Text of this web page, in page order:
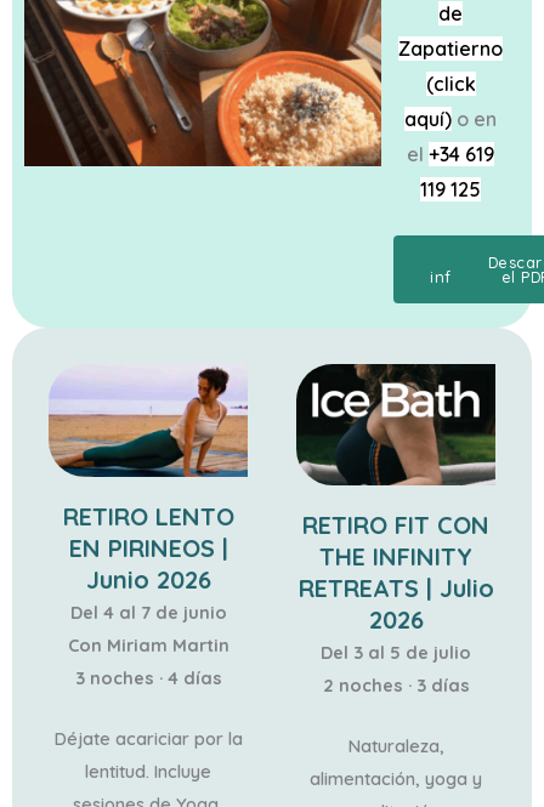
de
Zapatierno
(click
aquí) o en
el+34 619
119 125
Más
información
el
RETIRO LENTO
EN PIRINEOS |
Junio 2026
Del 4 al 7 de junio
Con Miriam Martin
3 noches · 4 días
Déjate acariciar por la
lentitud. Incluye
RETIRO FIT CON
THE INFINITY
RETREATS | Julio
2026
Del 3 al 5 de julio
2 noches · 3 días
Naturaleza,
alimentación, yoga y